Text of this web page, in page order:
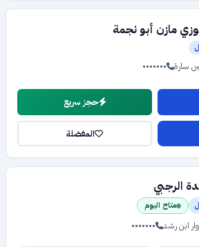
مازن أبو نجمة
سارة •••••••
حجز سريع
المفضلة
الرجبي
متاح اليوم
ابن رشد •••••••